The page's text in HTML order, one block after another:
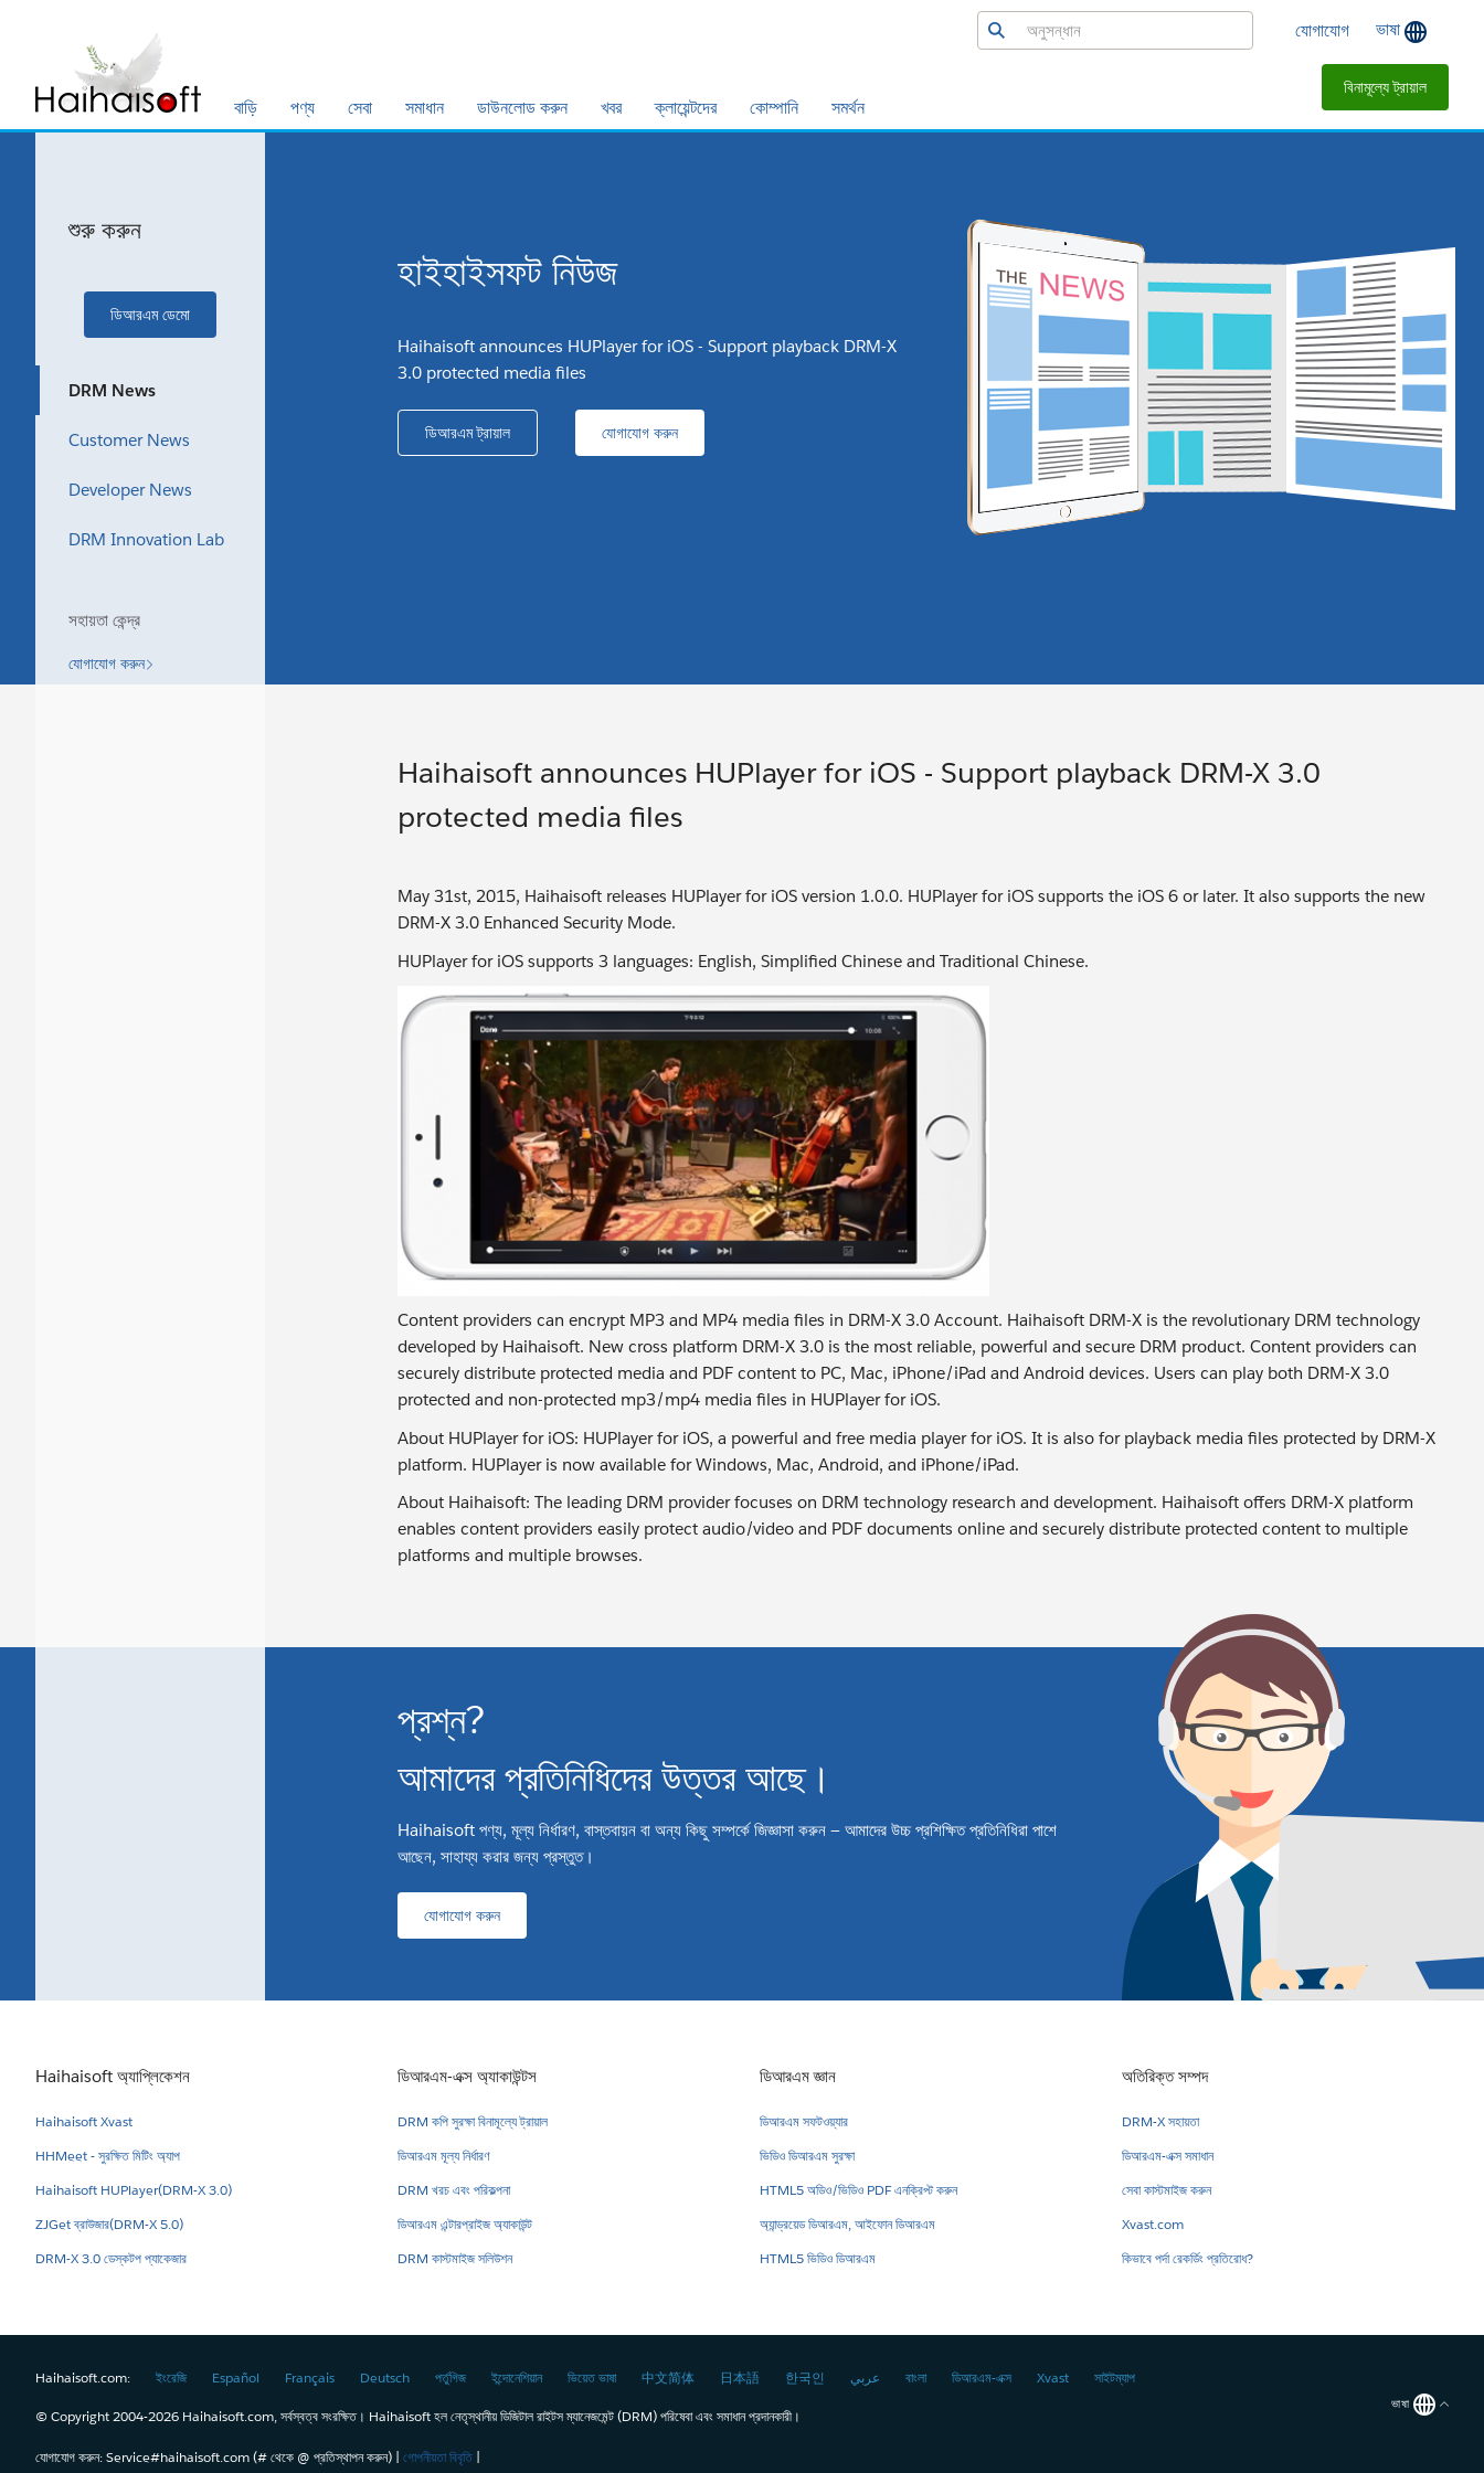
বাড়ি পণ্য সেবা সমাধান ডাউনলোড করুন খবর ক্লায়েন্টদের কোম্পানি সমর্থন
যোগাযোগ ভাষা
বিনামূল্যে ট্রায়াল
শুরু করুন
ডিআরএম ডেমো
DRM News
Customer News
Developer News
DRM Innovation Lab
সহায়তা কেন্দ্র
যোগাযোগ করুন
হাইহাইসফট নিউজ
Haihaisoft announces HUPlayer for iOS - Support playback DRM-X
3.0 protected media files
ডিআরএম ট্রায়াল যোগাযোগ করুন
Haihaisoft announces HUPlayer for iOS - Support playback DRM-X 3.0
protected media files
May 31st, 2015, Haihaisoft releases HUPlayer for iOS version 1.0.0. HUPlayer for iOS supports the iOS 6 or later. It also supports the new
DRM-X 3.0 Enhanced Security Mode.
HUPlayer for iOS supports 3 languages: English, Simplified Chinese and Traditional Chinese.
Content providers can encrypt MP3 and MP4 media files in DRM-X 3.0 Account. Haihaisoft DRM-X is the revolutionary DRM technology
developed by Haihaisoft. New cross platform DRM-X 3.0 is the most reliable, powerful and secure DRM product. Content providers can
securely distribute protected media and PDF content to PC, Mac, iPhone/iPad and Android devices. Users can play both DRM-X 3.0
protected and non-protected mp3/mp4 media files in HUPlayer for iOS.
About HUPlayer for iOS: HUPlayer for iOS, a powerful and free media player for iOS. It is also for playback media files protected by DRM-X
platform. HUPlayer is now available for Windows, Mac, Android, and iPhone/iPad.
About Haihaisoft: The leading DRM provider focuses on DRM technology research and development. Haihaisoft offers DRM-X platform
enables content providers easily protect audio/video and PDF documents online and securely distribute protected content to multiple
platforms and multiple browses.
প্রশ্ন?
আমাদের প্রতিনিধিদের উত্তর আছে।
Haihaisoft পণ্য, মূল্য নির্ধারণ, বাস্তবায়ন বা অন্য কিছু সম্পর্কে জিজ্ঞাসা করুন — আমাদের উচ্চ প্রশিক্ষিত প্রতিনিধিরা পাশে
আছেন, সাহায্য করার জন্য প্রস্তুত।
যোগাযোগ করুন
Haihaisoft অ্যাপ্লিকেশন
Haihaisoft Xvast
HHMeet - সুরক্ষিত মিটিং অ্যাপ
Haihaisoft HUPlayer(DRM-X 3.0)
ZJGet ব্রাউজার(DRM-X 5.0)
DRM-X 3.0 ডেস্কটপ প্যাকেজার
ডিআরএম-এক্স অ্যাকাউন্টস
DRM কপি সুরক্ষা বিনামূল্যে ট্রায়াল
ডিআরএম মূল্য নির্ধারণ
DRM খরচ এবং পরিকল্পনা
ডিআরএম এন্টারপ্রাইজ অ্যাকাউন্ট
DRM কাস্টমাইজ সলিউশন
ডিআরএম জ্ঞান
ডিআরএম সফটওয়্যার
ভিডিও ডিআরএম সুরক্ষা
HTML5 অডিও/ভিডিও PDF এনক্রিপ্ট করুন
অ্যান্ড্রয়েড ডিআরএম, আইফোন ডিআরএম
HTML5 ভিডিও ডিআরএম
অতিরিক্ত সম্পদ
DRM-X সহায়তা
ডিআরএম-এক্স সমাধান
সেবা কাস্টমাইজ করুন
Xvast.com
কিভাবে পর্দা রেকর্ডিং প্রতিরোধ?
ভাষা
Haihaisoft.com: ইংরেজি Español Français Deutsch পর্তুগিজ ইন্দোনেশিয়ান ভিয়েত ভাষা 中文简体 日本語 한국인 عربي বাংলা ডিআরএম-এক্স Xvast সাইটম্যাপ
© Copyright 2004-2026 Haihaisoft.com, সর্বস্বত্ব সংরক্ষিত। Haihaisoft হল নেতৃস্থানীয় ডিজিটাল রাইটস ম্যানেজমেন্ট (DRM) পরিষেবা এবং সমাধান প্রদানকারী।
যোগাযোগ করুন: Service#haihaisoft.com (# থেকে @ প্রতিস্থাপন করুন) | গোপনীয়তা বিবৃতি |